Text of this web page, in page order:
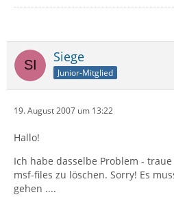
Siege
Junior-Mitglied
19. August 2007 um 13:22
Hallo!
Ich habe dasselbe Problem -
msf-files zu löschen. Sorry! Es
gehen ....